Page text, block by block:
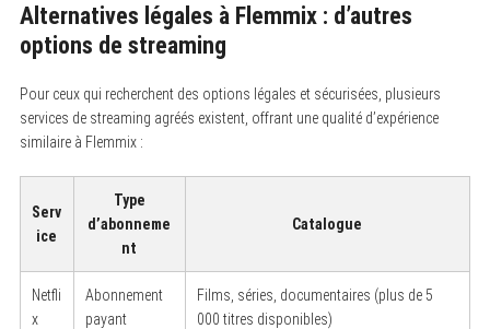
Alternatives légales à Flemmix : d’autres
options de streaming
Pour ceux qui recherchent des options légales et sécurisées, plusieurs
services de streaming agréés existent, offrant une qualité d’expérience
similaire à Flemmix :
Serv
ice
Type
d’abonneme
nt
Catalogue
Netfli
x
Abonnement
payant
Films, séries, documentaires (plus de 5
000 titres disponibles)